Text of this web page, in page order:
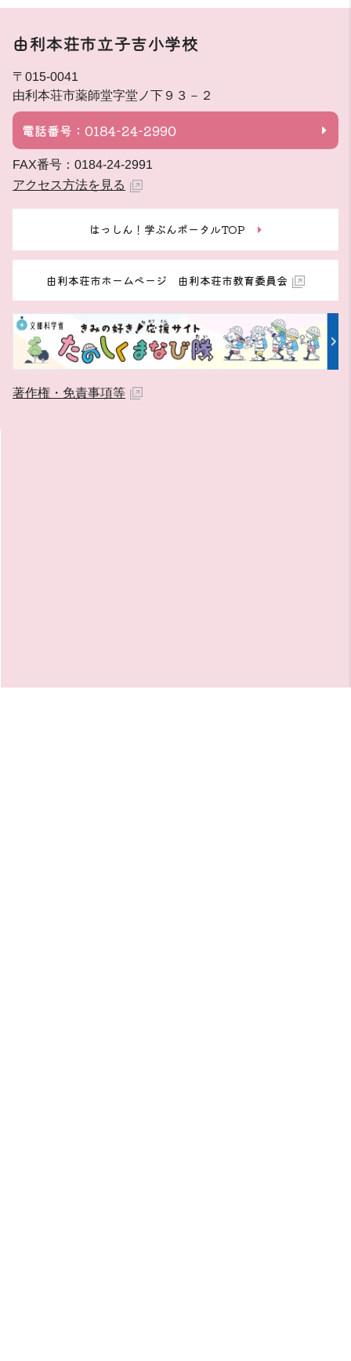
由利本荘市立子吉小学校
〒015-0041
由利本荘市薬師堂字堂ノ下９３－２
電話番号：0184-24-2990
FAX番号：0184-24-2991
アクセス方法を見る
はっしん！学ぶんポータルTOP
由利本荘市ホームページ 由利本荘市教育委員会
著作権・免責事項等